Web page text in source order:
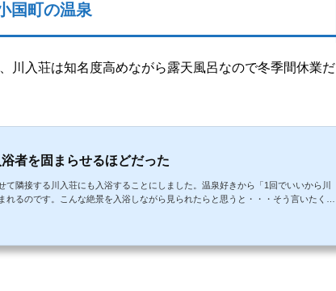
国町の温泉
川入荘は知名度高めながら露天風呂なので冬季間休業だ
者を固まらせるほどだった
て隣接する川入荘にも入浴することにしました。温泉好きから「1回でいいから川
るのです。こんな絶景を入浴しながら見られたらと思うと・・・そう言いたくも